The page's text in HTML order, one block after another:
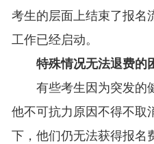
考生的层面上结束了报名
工作已经启动。
特殊情况无法退费的
有些考生因为突发的
他不可抗力原因不得不取
下，他们仍无法获得报名